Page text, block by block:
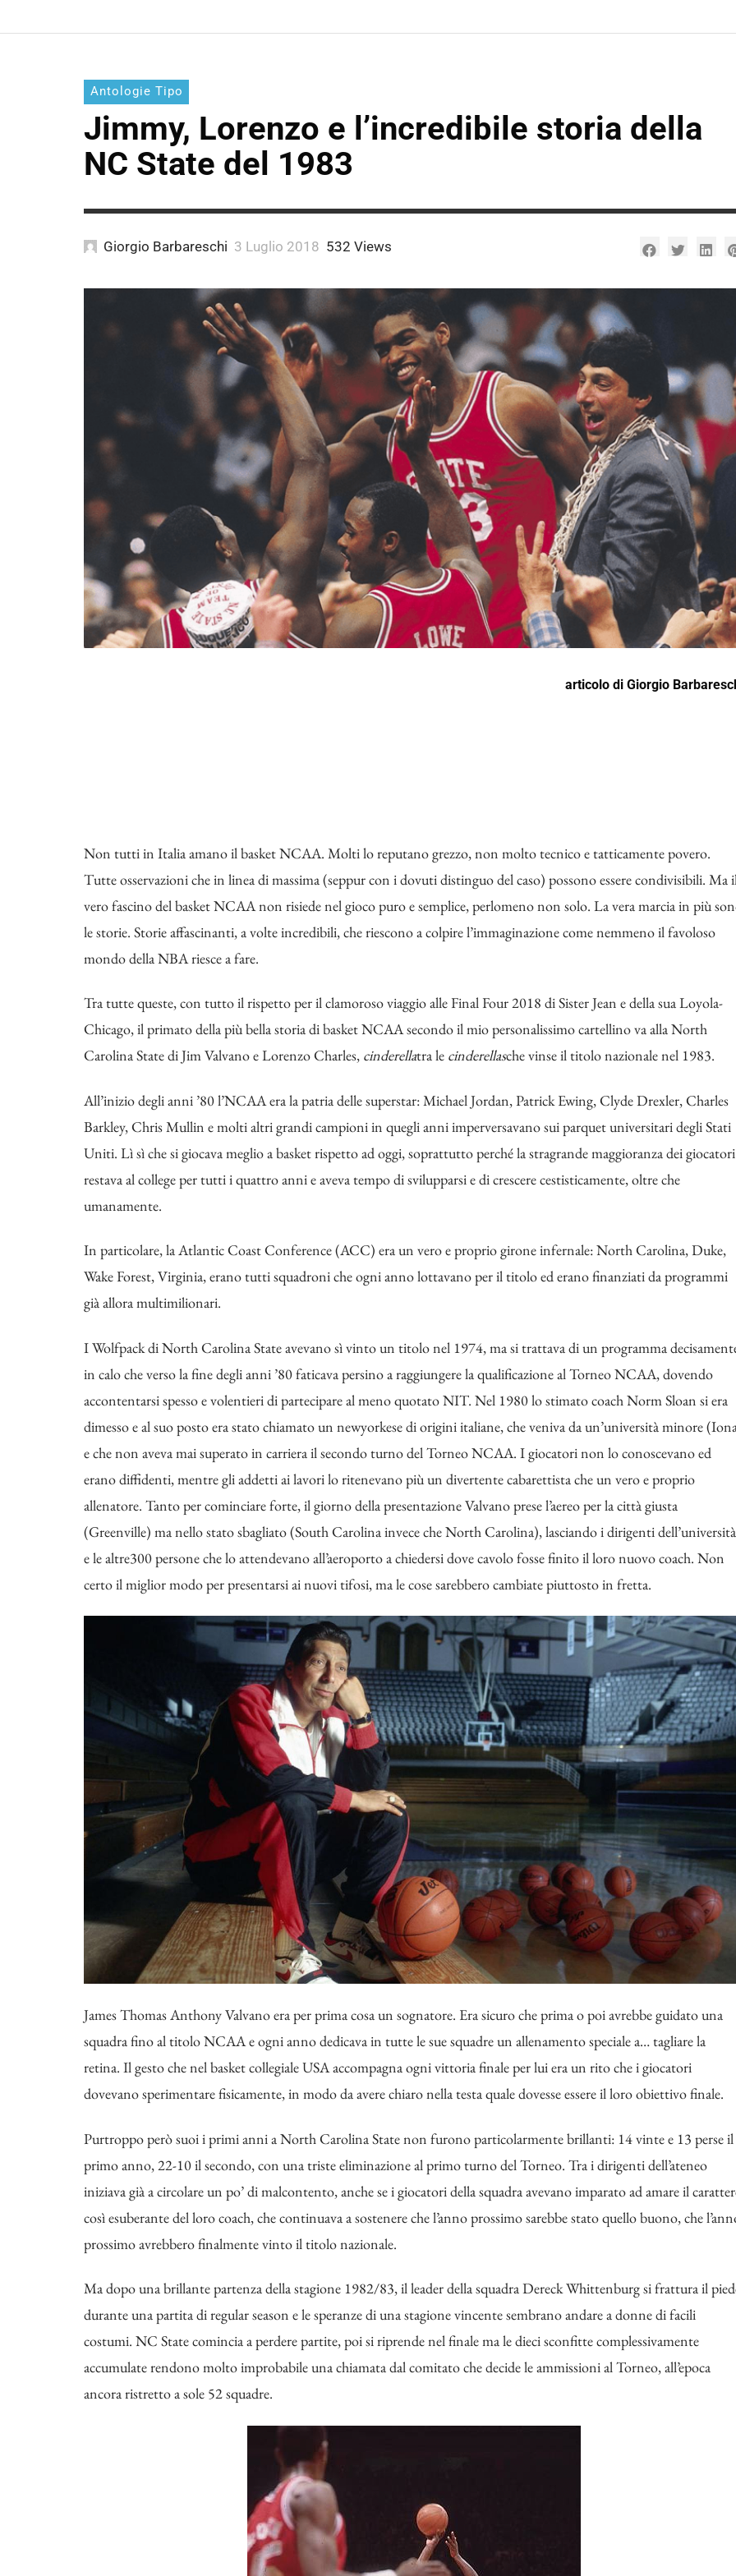
Antologie Tipo
Jimmy, Lorenzo e l’incredibile storia della
NC State del 1983
Giorgio Barbareschi 3 Luglio 2018 532 Views
articolo di Giorgio
Non tutti in Italia amano il basket NCAA. Molti lo reputano grezzo, non molto tecnico e tatticamente povero.
Tutte osservazioni che in linea di massima (seppur con i dovuti distinguo del caso) possono essere condivisibili. Ma
vero fascino del basket NCAA non risiede nel gioco puro e semplice, perlomeno non solo. La vera marcia in più
le storie. Storie affascinanti, a volte incredibili, che riescono a colpire l’immaginazione come nemmeno il favoloso
mondo della NBA riesce a fare.
Tra tutte queste, con tutto il rispetto per il clamoroso viaggio alle Final Four 2018 di Sister Jean e della sua Loyola-
Chicago, il primato della più bella storia di basket NCAA secondo il mio personalissimo cartellino va alla North
Carolina State di Jim Valvano e Lorenzo Charles, cinderellatra le cinderellasche vinse il titolo nazionale nel 1983.
All’inizio degli anni ’80 l’NCAA era la patria delle superstar: Michael Jordan, Patrick Ewing, Clyde Drexler, Charles
Barkley, Chris Mullin e molti altri grandi campioni in quegli anni imperversavano sui parquet universitari degli Stati
Uniti. Lì sì che si giocava meglio a basket rispetto ad oggi, soprattutto perché la stragrande maggioranza dei giocatori
restava al college per tutti i quattro anni e aveva tempo di svilupparsi e di crescere cestisticamente, oltre che
umanamente.
In particolare, la Atlantic Coast Conference (ACC) era un vero e proprio girone infernale: North Carolina, Duke,
Wake Forest, Virginia, erano tutti squadroni che ogni anno lottavano per il titolo ed erano finanziati da programmi
già allora multimilionari.
I Wolfpack di North Carolina State avevano sì vinto un titolo nel 1974, ma si trattava di un programma
in calo che verso la fine degli anni ’80 faticava persino a raggiungere la qualificazione al Torneo NCAA, dovendo
accontentarsi spesso e volentieri di partecipare al meno quotato NIT. Nel 1980 lo stimato coach Norm Sloan si era
dimesso e al suo posto era stato chiamato un newyorkese di origini italiane, che veniva da un’università minore
e che non aveva mai superato in carriera il secondo turno del Torneo NCAA. I giocatori non lo conoscevano ed
erano diffidenti, mentre gli addetti ai lavori lo ritenevano più un divertente cabarettista che un vero e proprio
allenatore. Tanto per cominciare forte, il giorno della presentazione Valvano prese l’aereo per la città giusta
(Greenville) ma nello stato sbagliato (South Carolina invece che North Carolina), lasciando i dirigenti dell’università
e le altre300 persone che lo attendevano all’aeroporto a chiedersi dove cavolo fosse finito il loro nuovo coach. Non
certo il miglior modo per presentarsi ai nuovi tifosi, ma le cose sarebbero cambiate piuttosto in fretta.
James Thomas Anthony Valvano era per prima cosa un sognatore. Era sicuro che prima o poi avrebbe guidato una
squadra fino al titolo NCAA e ogni anno dedicava in tutte le sue squadre un allenamento speciale a… tagliare la
retina. Il gesto che nel basket collegiale USA accompagna ogni vittoria finale per lui era un rito che i giocatori
dovevano sperimentare fisicamente, in modo da avere chiaro nella testa quale dovesse essere il loro obiettivo finale.
Purtroppo però suoi i primi anni a North Carolina State non furono particolarmente brillanti: 14 vinte e 13 perse il
primo anno, 22-10 il secondo, con una triste eliminazione al primo turno del Torneo. Tra i dirigenti dell’ateneo
iniziava già a circolare un po’ di malcontento, anche se i giocatori della squadra avevano imparato ad amare il
così esuberante del loro coach, che continuava a sostenere che l’anno prossimo sarebbe stato quello buono, che
prossimo avrebbero finalmente vinto il titolo nazionale.
Ma dopo una brillante partenza della stagione 1982/83, il leader della squadra Dereck Whittenburg si frattura il
durante una partita di regular season e le speranze di una stagione vincente sembrano andare a donne di facili
costumi. NC State comincia a perdere partite, poi si riprende nel finale ma le dieci sconfitte complessivamente
accumulate rendono molto improbabile una chiamata dal comitato che decide le ammissioni al Torneo, all’epoca
ancora ristretto a sole 52 squadre.